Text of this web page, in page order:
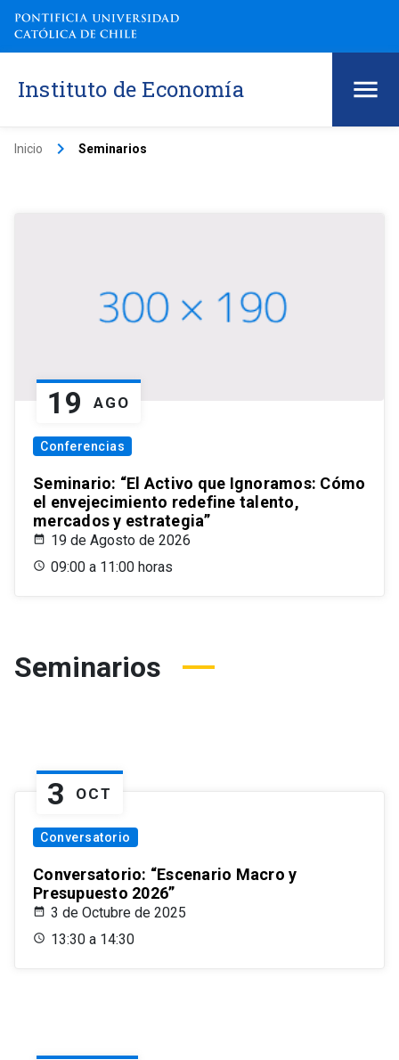
Instituto de Economía
Inicio keyboard_arrow_right Seminarios
19 AGO
Conferencias
Seminario: “El Activo que Ignoramos: Cómo
el envejecimiento redefine talento,
mercados y estrategia”
19 de Agosto de 2026
09:00 a 11:00 horas
Seminarios
3 OCT
Conversatorio
Conversatorio: “Escenario Macro y
Presupuesto 2026”
3 de Octubre de 2025
13:30 a 14:30